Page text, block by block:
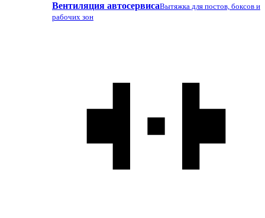
Вентиляция автосервисаВытяжка для постов, боксов и
рабочих зон